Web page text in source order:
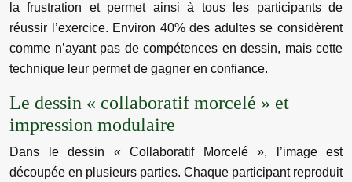
la frustration et permet ainsi à tous les participants de
réussir l’exercice. Environ 40% des adultes se considèrent
comme n’ayant pas de compétences en dessin, mais cette
technique leur permet de gagner en confiance.
Le dessin « collaboratif morcelé » et
impression modulaire
Dans le dessin « Collaboratif Morcelé », l’image est
découpée en plusieurs parties. Chaque participant reproduit